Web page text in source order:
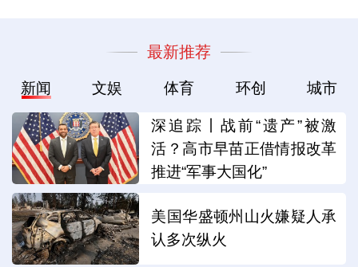
最新推荐
新闻 文娱 体育 环创 城市
深追踪丨战前“遗产”被激
活？高市早苗正借情报改革
推进“军事大国化”
美国华盛顿州山火嫌疑人承
认多次纵火